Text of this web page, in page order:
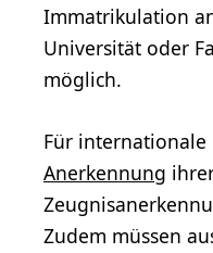
Immatrikulation
Universität oder
möglich.
Für internationale
Anerkennung
Zudem müssen